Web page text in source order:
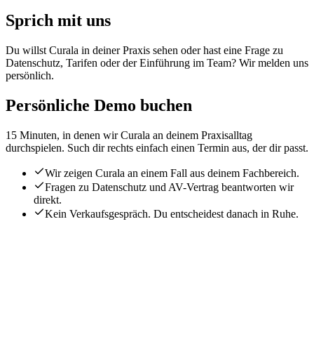
Sprich mit uns
Du willst Curala in deiner Praxis sehen oder hast eine Frage zu
Datenschutz, Tarifen oder der Einführung im Team? Wir melden uns
persönlich.
Persönliche Demo buchen
15 Minuten, in denen wir Curala an deinem Praxisalltag
durchspielen. Such dir rechts einfach einen Termin aus, der dir passt.
Wir zeigen Curala an einem Fall aus deinem Fachbereich.
Fragen zu Datenschutz und AV-Vertrag beantworten wir
direkt.
Kein Verkaufsgespräch. Du entscheidest danach in Ruhe.